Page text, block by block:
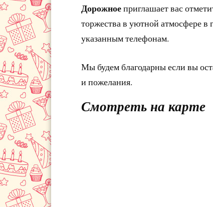
Дорожноеприглашает вас
торжества в уютной атмосфере
указанным телефонам.
Мы будем благодарны если вы
и пожелания.
Смотреть на карте